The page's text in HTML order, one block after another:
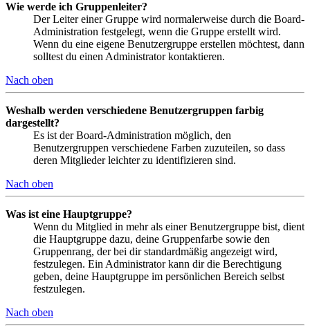
Wie werde ich Gruppenleiter?
Der Leiter einer Gruppe wird normalerweise durch die Board-
Administration festgelegt, wenn die Gruppe erstellt wird.
Wenn du eine eigene Benutzergruppe erstellen möchtest, dann
solltest du einen Administrator kontaktieren.
Nach oben
Weshalb werden verschiedene Benutzergruppen farbig
dargestellt?
Es ist der Board-Administration möglich, den
Benutzergruppen verschiedene Farben zuzuteilen, so dass
deren Mitglieder leichter zu identifizieren sind.
Nach oben
Was ist eine Hauptgruppe?
Wenn du Mitglied in mehr als einer Benutzergruppe bist, dient
die Hauptgruppe dazu, deine Gruppenfarbe sowie den
Gruppenrang, der bei dir standardmäßig angezeigt wird,
festzulegen. Ein Administrator kann dir die Berechtigung
geben, deine Hauptgruppe im persönlichen Bereich selbst
festzulegen.
Nach oben